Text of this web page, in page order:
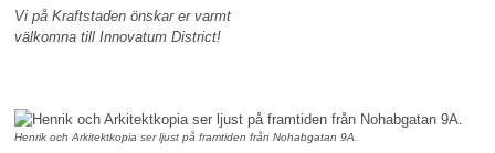
Vi på Kraftstaden önskar er varmt
välkomna till Innovatum District!
Henrik och Arkitektkopia ser ljust på framtiden från Nohabgatan 9A.